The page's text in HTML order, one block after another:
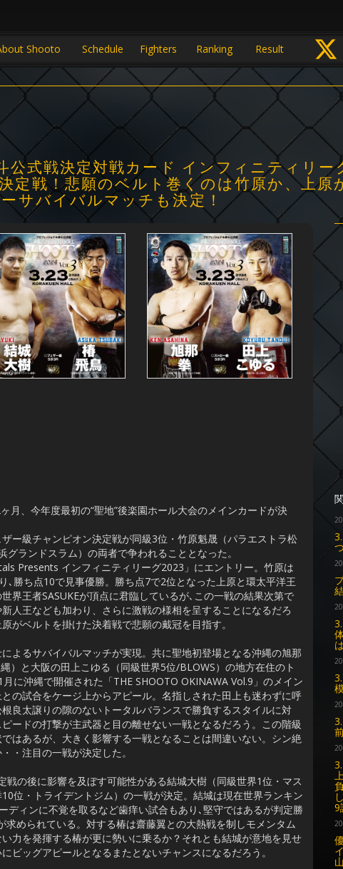
Shooto Schedule Fighters Ranking Result
式戦決定対戦カード インフィニティリ
定戦！悲願のベルト巻くのは竹原か、上原
サバイバルマッチも決定！
、今年度最初の“聖地”後楽園ホール大会のメインカードが決
ー級チャンピオン決定戦が同級3位・竹原魁晟（パラエストラ松
ランドスラム）の両者で争われることとなった。
Presents インフィニティリーグ2023」にエントリー。竹原は
､勝ち点10で見事優勝。勝ち点7で2位となった上原と環太平洋王
界王者SASUKEが頂点に君臨しているが､この一戦の結果次第で
人王なども加わり、さらに激戦の様相を呈することになるだろ
がベルトを掛けた決着戦で悲願の戴冠を目指す。
よるサバイバルマッチが実現。共に聖地初登場となる沖縄の旭那
）と大阪の田上こゆる（同級世界5位/BLOWS）の地方在住のト
に沖縄で開催された「THE SHOOTO OKINAWA Vol.9」のメイン
の試合をケージ上からアピール。名指しされた田上も迷わずに呼
良太譲りの隙のないトータルバランスで勝負するスタイルに対
ードの打撃が主武器と目の離せない一戦となるだろう。この階級
はあるが、大きく影響する一戦となることは間違いない。シン絶
・注目の一戦が決定した。
の後に影響を及ぼす可能性がある結城大樹（同級世界1位・マス
位・トライデントジム）の一戦が決定。結城は現在世界ランキン
ディンに不覚を取るなど歯痒い試合もあり､堅守ではあるが判定勝
求められている。対する椿は齋藤翼との大熱戦を制しモメンタム
力を発揮する椿が更に勢いに乗るか？それとも結城が意地を見せ
ビッグアピールとなるまたとないチャンスになるだろう。
9